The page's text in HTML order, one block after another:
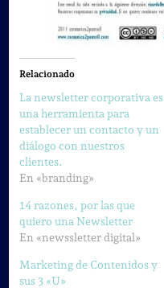
Relacionado
La newsletter corporativa es
una herramienta para
establecer un contacto y un
diálogo con nuestros
clientes.
En «branding»
14 razones, por las que
quiero una Newsletter
En «newssletter digital»
Marketing de Contenidos y
sus 3 «U»